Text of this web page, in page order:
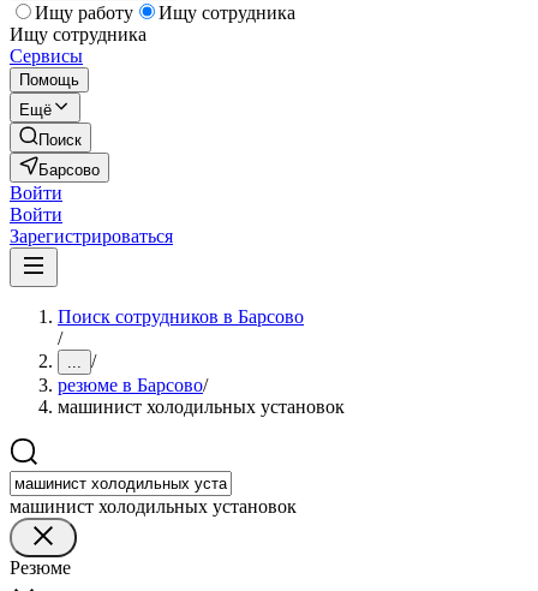
Ищу работу
Ищу сотрудника
Ищу сотрудника
Сервисы
Помощь
Ещё
Поиск
Барсово
Войти
Войти
Зарегистрироваться
Поиск сотрудников в Барсово
/
... /
резюме в Барсово/
машинист холодильных установок
машинист холодильных установок
Резюме